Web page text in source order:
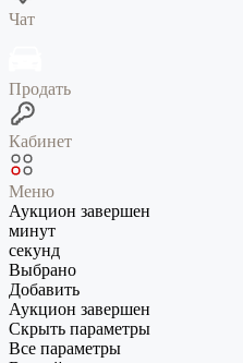
Чат
Продать
Кабинет
Меню
Аукцион завершен
минут
секунд
Выбрано
Добавить
Аукцион завершен
Скрыть параметры
Все параметры